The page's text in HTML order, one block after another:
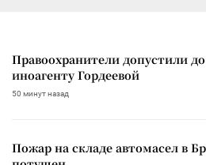
Правоохранители допустили
иноагенту Гордеевой
50 минут назад
Пожар на складе автомасел в